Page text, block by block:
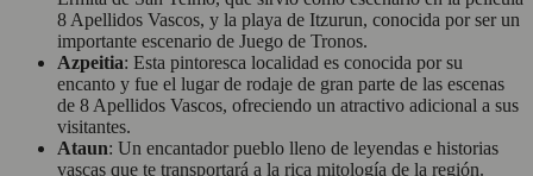
8 Apellidos Vascos, y la playa de Itzurun, conocida por ser un
importante escenario de Juego de Tronos.
Azpeitia: Esta pintoresca localidad es conocida por su
encanto y fue el lugar de rodaje de gran parte de las escenas
de 8 Apellidos Vascos, ofreciendo un atractivo adicional a sus
visitantes.
Ataun: Un encantador pueblo lleno de leyendas e historias
vascas que te transportará a la rica mitología de la región.